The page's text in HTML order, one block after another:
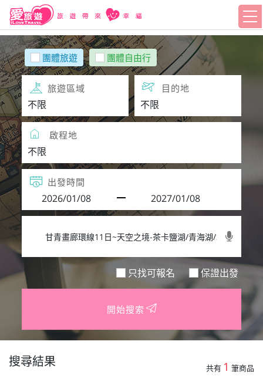
團體旅遊 團體自由行
旅遊區域 目的地
啟程地
出發時間
只找可報名 保證出發
開始搜索
搜尋結果 共有 1 筆商品